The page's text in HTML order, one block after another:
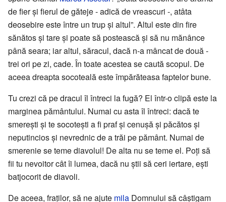
de fier și fierul de găteje - adică de vreascuri -, atâta
deosebire este între un trup și altul”. Altul este din fire
sănătos și tare și poate să postească și să nu mănânce
până seara; iar altul, săracul, dacă n-a mâncat de două -
trei ori pe zi, cade. În toate acestea se caută scopul. De
aceea dreapta socoteală este împărăteasa faptelor bune.
Tu crezi că pe dracul îl întreci la fugă? El într-o clipă este la
marginea pământului. Numai cu asta îl întreci: dacă te
smerești și te socotești a fi praf și cenușă și păcătos și
neputincios și nevrednic de a trăi pe pământ. Numai de
smerenie se teme diavolul! De alta nu se teme el. Poți să
fii tu nevoitor cât îi lumea, dacă nu știi să ceri iertare, ești
batjocorit de diavoli.
De aceea, fraților, să ne ajute mila Domnului să câștigam